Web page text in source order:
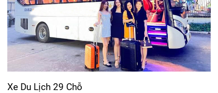
Xe Du Lịch 29 Chỗ